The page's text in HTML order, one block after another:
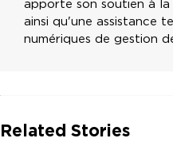
apporte son soutien à
ainsi qu'une assistance
numériques de gestion
Related Stories